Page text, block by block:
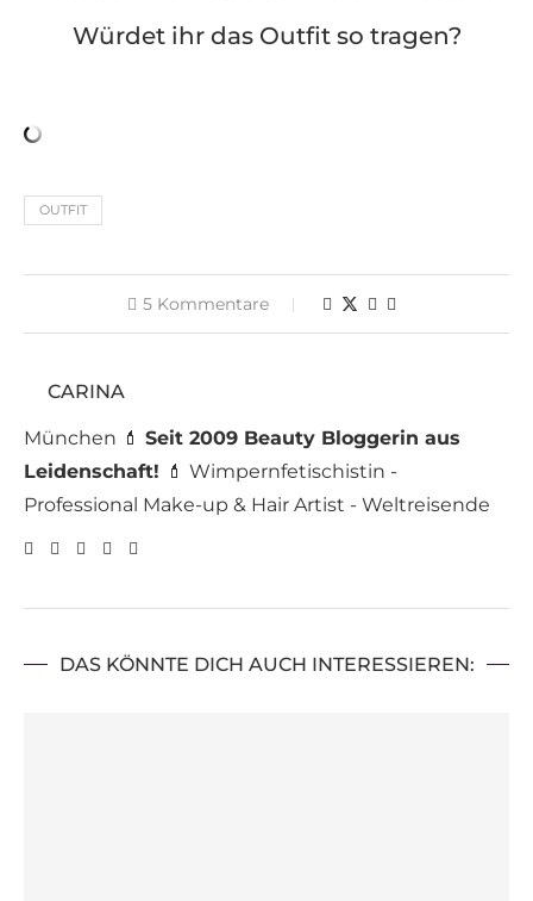
Würdet ihr das Outfit so tragen?
OUTFIT
5 Kommentare
CARINA
München 💄 Seit 2009 Beauty Bloggerin aus
Leidenschaft! 💄 Wimpernfetischistin -
Professional Make-up & Hair Artist - Weltreisende
DAS KÖNNTE DICH AUCH INTERESSIEREN: